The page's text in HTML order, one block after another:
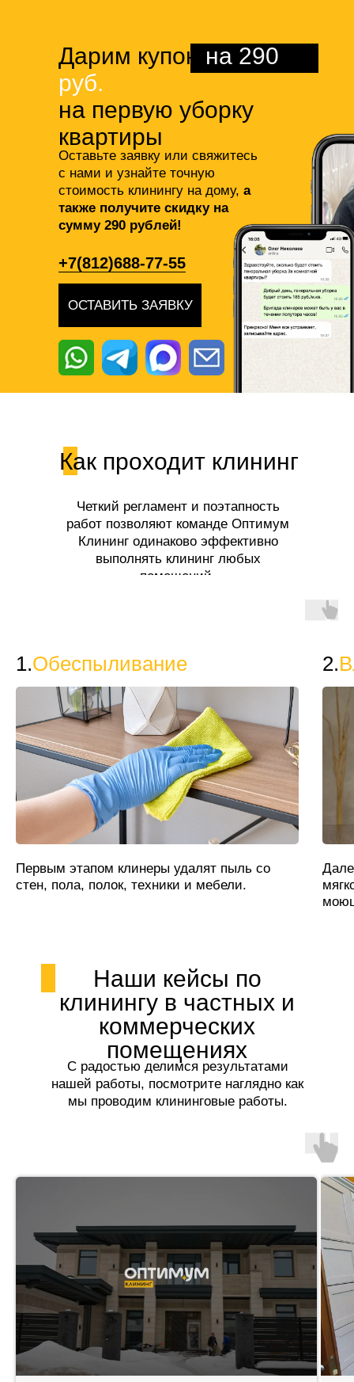
Оставьте заявку или свяжитесь
с нами и узнайте точную
стоимость клинингу на дому, а
также получите скидку на
сумму 290 рублей!
Дарим купон на 290
руб.
на первую уборку
квартиры
ОСТАВИТЬ ЗАЯВКУ
+7(812)688-77-55
Как проходит клининг
Четкий регламент и поэтапность
работ позволяют команде Оптимум
Клининг одинаково эффективно
выполнять клининг любых
помещений.
1.Обеспыливание
Первым этапом клинеры удалят пыль со
стен, пола, полок, техники и мебели.
2.
Наши кейсы по
клинингу в частных и
коммерческих
помещениях
С радостью делимся результатами
нашей работы, посмотрите наглядно как
мы проводим клининговые работы.